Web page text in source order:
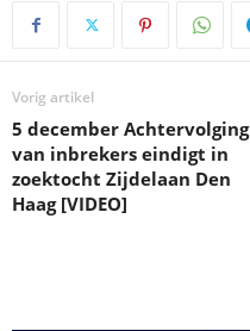
Vorig artikel
5 december Achtervolging
van inbrekers eindigt in
zoektocht Zijdelaan Den
Haag [VIDEO]